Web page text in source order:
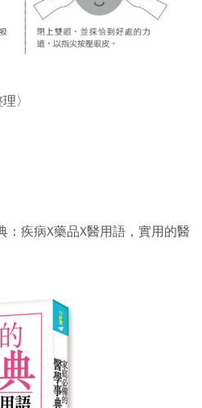
〉
：疾病X藥品X醫用語，實用的醫